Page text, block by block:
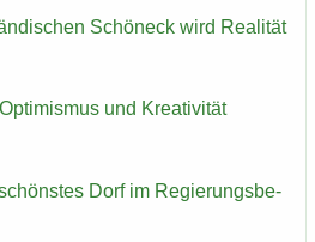
Schöneck wird Rea­li­tät
und Krea­ti­vi­tät
Dorf im Re­gie­rungs­be­